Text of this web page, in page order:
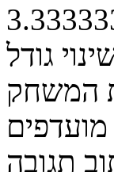
גודל
המשחק
מועדפים
תגובה